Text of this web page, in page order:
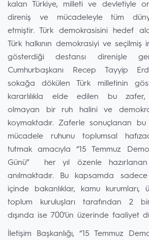
kalan Türkiye, milleti ve devletiyle
direniş ve mücadeleyle tüm
etmiştir. Türk demokrasisini hedef
Türk halkının demokrasiyi ve
gösterdiği destansı direnişle
Cumhurbaşkanı Recep Tayyip
sokağa dökülen Türk milletinin
kararlılıkla elde edilen bu
olmayan bir ruh halini ve
koymaktadır. Zaferle sonuçlanan
mücadele ruhunu toplumsal
tutmak amacıyla “15 Temmuz
Günü” her yıl özenle hazırlanan
anılmaktadır. Bu kapsamda
içinde bakanlıklar, kamu kurumları,
toplum kuruluşları tarafından 2
dışında ise 700’ün üzerinde faaliyet
İletişim Başkanlığı, “15 Temmuz